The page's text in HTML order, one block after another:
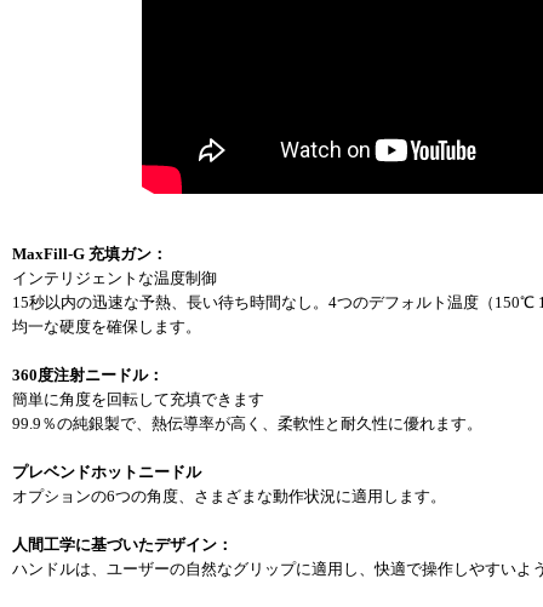
MaxFill-G 充填ガン：
インテリジェントな温度制御
15秒以内の迅速な予熱、長い待ち時間なし。4つのデフォルト温度（
均一な硬度を確保します。
360度注射ニードル：
簡単に角度を回転して充填できます
99.9％の純銀製で、熱伝導率が高く、柔軟性と耐久性に優れます。
プレベンドホットニードル
オプションの6つの角度、さまざまな動作状況に適用します。
人間工学に基づいたデザイン：
ハンドルは、ユーザーの自然なグリップに適用し、快適で操作しやすいよ